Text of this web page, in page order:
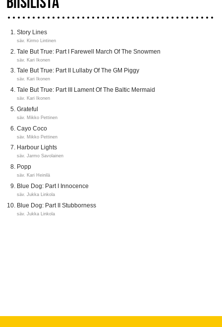
Story Lines
säv. Kirmo Lintinen
Tale But True: Part I Farewell March Of The Snowmen
säv. Kari Ikonen
Tale But True: Part II Lullaby Of The GM Piggy
säv. Kari Ikonen
Tale But True: Part III Lament Of The Baltic Mermaid
säv. Kari Ikonen
Grateful
säv. Mikko Pettinen
Cayo Coco
säv. Mikko Pettinen
Harbour Lights
säv. Jarmo Savolainen
Popp
säv. Kari Heinilä
Blue Dog: Part I Innocence
säv. Jukka Linkola
Blue Dog: Part II Stubborness
säv. Jukka Linkola